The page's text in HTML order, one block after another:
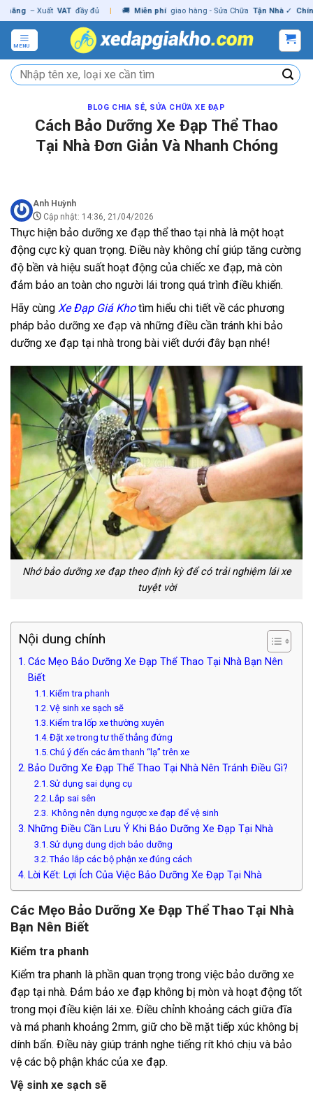
Skip
to
content
– Xuất VAT đầy đủ | 🚚 Miễn phí giao hàng - Sửa Chữa Tận Nhà ✓ Chính
MENU
Tìm
kiếm:
BLOG CHIA SẺ, SỬA CHỮA XE ĐẠP
Cách Bảo Dưỡng Xe Đạp Thể Thao
Tại Nhà Đơn Giản Và Nhanh Chóng
Anh Huỳnh
Cập nhật: 14:36, 21/04/2026
Thực hiện bảo dưỡng xe đạp thể thao tại nhà là một hoạt
động cực kỳ quan trọng. Điều này không chỉ giúp tăng cường
độ bền và hiệu suất hoạt động của chiếc xe đạp, mà còn
đảm bảo an toàn cho người lái trong quá trình điều khiển.
Hãy cùng Xe Đạp Giá Khotìm hiểu chi tiết về các phương
pháp bảo dưỡng xe đạp và những điều cần tránh khi bảo
dưỡng xe đạp tại nhà trong bài viết dưới đây bạn nhé!
Nhớ bảo dưỡng xe đạp theo định kỳ để có trải nghiệm lái xe
tuyệt vời
Nội dung chính
Các Mẹo Bảo Dưỡng Xe Đạp Thể Thao Tại Nhà Bạn Nên
Biết
Kiểm tra phanh
Vệ sinh xe sạch sẽ
Kiểm tra lốp xe thường xuyên
Đặt xe trong tư thế thẳng đứng
Chú ý đến các âm thanh “lạ” trên xe
Bảo Dưỡng Xe Đạp Thể Thao Tại Nhà Nên Tránh Điều Gì?
Sử dụng sai dụng cụ
Lắp sai sên
Không nên dựng ngược xe đạp để vệ sinh
Những Điều Cần Lưu Ý Khi Bảo Dưỡng Xe Đạp Tại Nhà
Sử dụng dung dịch bảo dưỡng
Tháo lắp các bộ phận xe đúng cách
Lời Kết: Lợi Ích Của Việc Bảo Dưỡng Xe Đạp Tại Nhà
Các Mẹo Bảo Dưỡng Xe Đạp Thể Thao Tại Nhà
Bạn Nên Biết
Kiểm tra phanh
Kiểm tra phanh là phần quan trọng trong việc bảo dưỡng xe
đạp tại nhà. Đảm bảo xe đạp không bị mòn và hoạt động tốt
trong mọi điều kiện lái xe. Điều chỉnh khoảng cách giữa đĩa
và má phanh khoảng 2mm, giữ cho bề mặt tiếp xúc không bị
dính bẩn. Điều này giúp tránh nghe tiếng rít khó chịu và bảo
vệ các bộ phận khác của xe đạp.
Vệ sinh xe sạch sẽ